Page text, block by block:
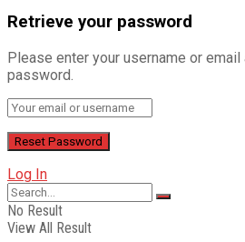
Retrieve your password
Please enter your username or
password.
Log In
No Result
View All Result